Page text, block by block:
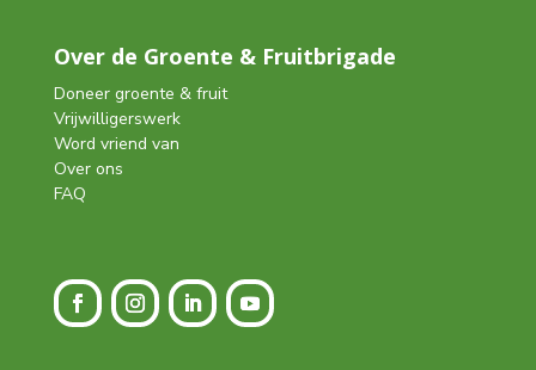
Over de Groente & Fruitbrigade
Doneer groente & fruit
Vrijwilligerswerk
Word vriend van
Over ons
FAQ